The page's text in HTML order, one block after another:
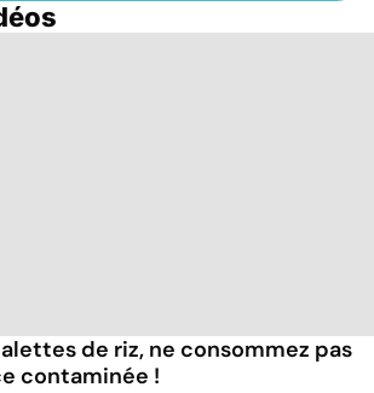
de riz, ne consommez pas
contaminée !